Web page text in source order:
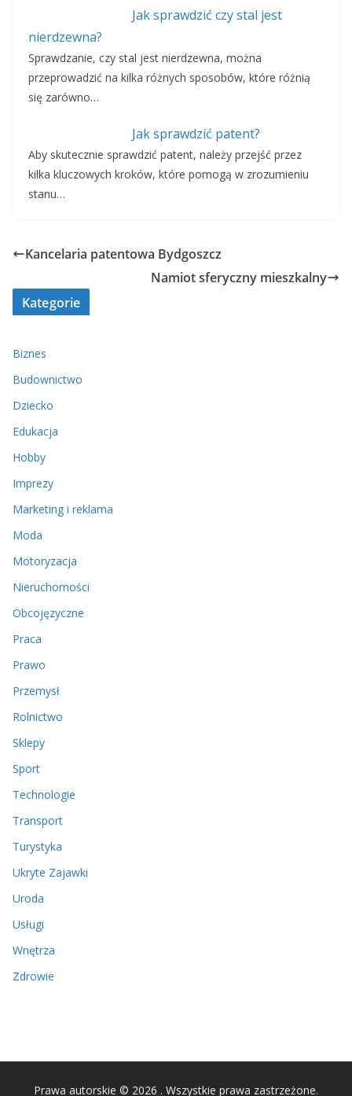
Jak sprawdzić czy stal jest
nierdzewna?
Sprawdzanie, czy stal jest nierdzewna, można
przeprowadzić na kilka różnych sposobów, które różnią
się zarówno…
Jak sprawdzić patent?
Aby skutecznie sprawdzić patent, należy przejść przez
kilka kluczowych kroków, które pomogą w zrozumieniu
stanu…
Kancelaria patentowa Bydgoszcz
Namiot sferyczny mieszkalny
Kategorie
Biznes
Budownictwo
Dziecko
Edukacja
Hobby
Imprezy
Marketing i reklama
Moda
Motoryzacja
Nieruchomości
Obcojęzyczne
Praca
Prawo
Przemysł
Rolnictwo
Sklepy
Sport
Technologie
Transport
Turystyka
Ukryte Zajawki
Uroda
Usługi
Wnętrza
Zdrowie
Prawa autorskie © 2026 . Wszystkie prawa zastrzeżone.